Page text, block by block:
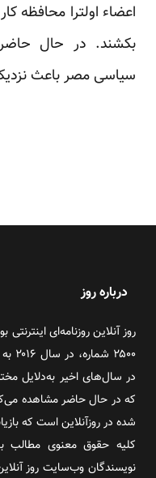
اعضاء اولترا محافظه
بکشند. در حال
سیاسی مصر باعث
درباره روز
در سال‌های اخیر به‌دلایل
که در حال حاضر مشاهده
شده در روزآنلاین است که
کلیه حقوق معنوی مطالب
نویسندگان وب‌سایت روز